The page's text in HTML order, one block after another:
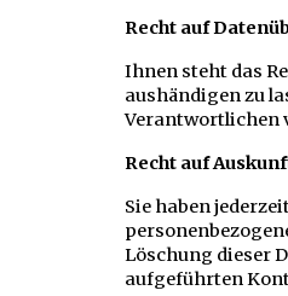
Recht auf
Ihnen steht das
aushändigen zu
Verantwortlichen
Recht auf
Sie haben
Löschung dieser
aufgeführten